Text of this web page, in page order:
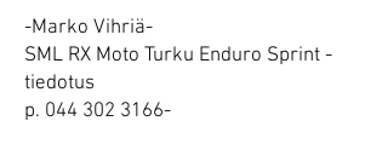
-Marko Vihriä-
SML RX Moto Turku Enduro Sprint -
tiedotus
p. 044 302 3166-